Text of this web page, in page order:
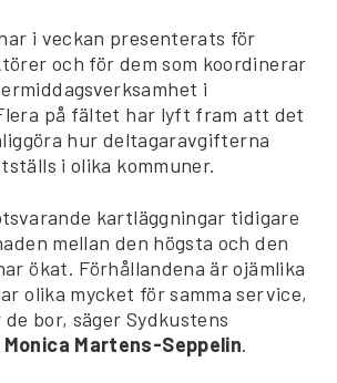
i veckan presenterats för
och för dem som koordinerar
i
på fältet har lyft fram att det
hur deltagaravgifterna
i olika kommuner.
kartläggningar tidigare
mellan den högsta och den
ökat. Förhållandena är ojämlika
olika mycket för samma service,
bor, säger Sydkustens
Monica Martens-Seppelin.